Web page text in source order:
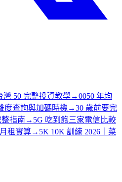
灣 50 完整投資教學→0050 年均
度查詢與加碼時機 →30 歲前要完
指南 → 5G 吃到飽三家電信比較
租實算→ 5K 10K 訓練 2026｜菜